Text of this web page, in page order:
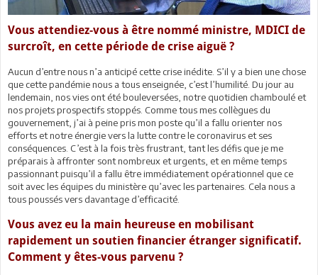
Vous attendiez-vous à être nommé ministre, MDICI de
surcroît, en cette période de crise aiguë ?
Aucun d’entre nous n’a anticipé cette crise inédite. S’il y a bien une chose
que cette pandémie nous a tous enseignée, c’est l’humilité. Du jour au
lendemain, nos vies ont été bouleversées, notre quotidien chamboulé et
nos projets prospectifs stoppés. Comme tous mes collègues du
gouvernement, j’ai à peine pris mon poste qu’il a fallu orienter nos
efforts et notre énergie vers la lutte contre le coronavirus et ses
conséquences. C’est à la fois très frustrant, tant les défis que je me
préparais à affronter sont nombreux et urgents, et en même temps
passionnant puisqu’il a fallu être immédiatement opérationnel que ce
soit avec les équipes du ministère qu’avec les partenaires. Cela nous a
tous poussés vers davantage d’efficacité.
Vous avez eu la main heureuse en mobilisant
rapidement un soutien financier étranger significatif.
Comment y êtes-vous parvenu ?